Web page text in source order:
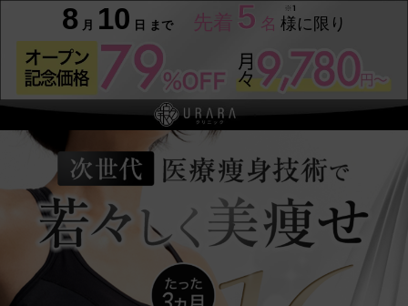
8 月 10 日 まで 先着 5 名 様に限り